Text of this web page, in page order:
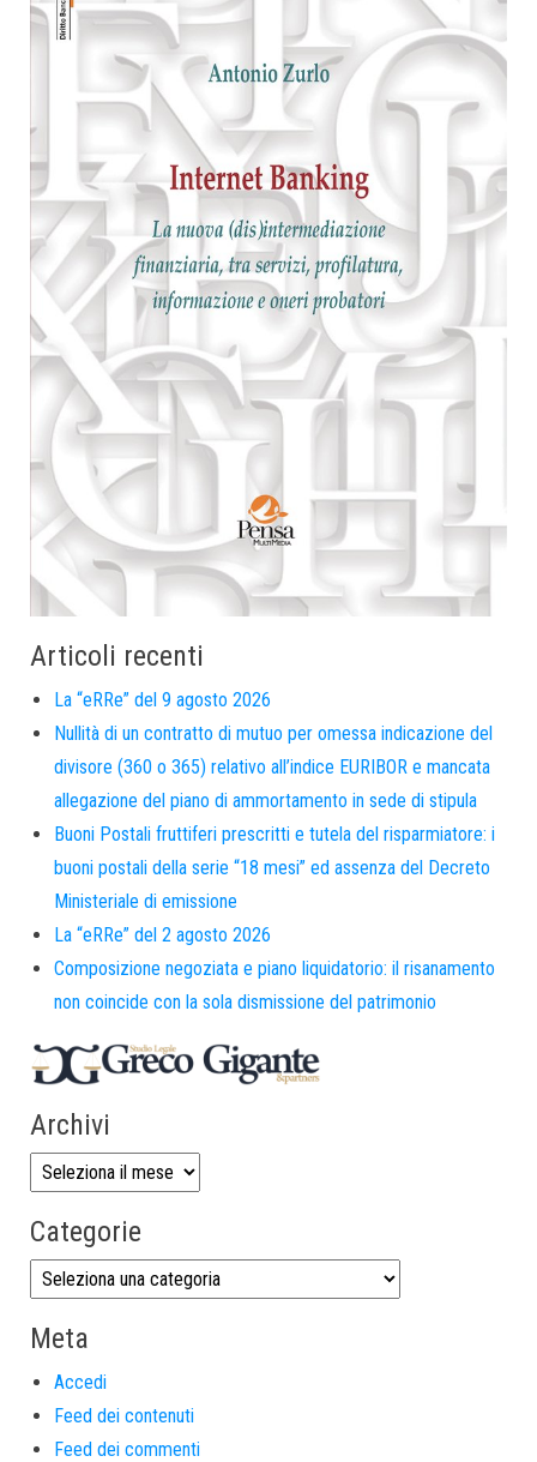
Articoli recenti
La “eRRe” del 9 agosto 2026
Nullità di un contratto di mutuo per omessa indicazione del
divisore (360 o 365) relativo all’indice EURIBOR e mancata
allegazione del piano di ammortamento in sede di stipula
Buoni Postali fruttiferi prescritti e tutela del risparmiatore: i
buoni postali della serie “18 mesi” ed assenza del Decreto
Ministeriale di emissione
La “eRRe” del 2 agosto 2026
Composizione negoziata e piano liquidatorio: il risanamento
non coincide con la sola dismissione del patrimonio
Archivi
Categorie
Meta
Accedi
Feed dei contenuti
Feed dei commenti